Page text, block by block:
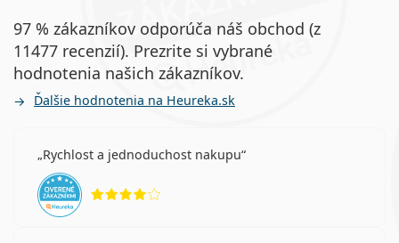
97 % zákazníkov odporúča náš obchod (z
11477 recenzií). Prezrite si vybrané
hodnotenia našich zákazníkov.
Ďalšie hodnotenia na Heureka.sk
Rychlost a jednoduchost nakupu